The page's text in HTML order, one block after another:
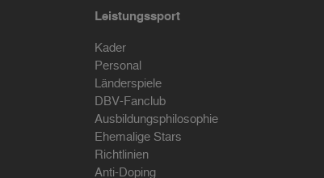
Leistungssport
Kader
Personal
Länderspiele
DBV-Fanclub
Ausbildungsphilosophie
Ehemalige Stars
Richtlinien
Anti-Doping